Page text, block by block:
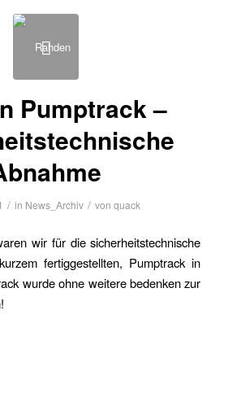
Pumptrack –
/ in News_Archiv / vonquack
wir für die sicherheitstechnische
fertiggestellten, Pumptrack in
wurde ohne weitere bedenken zur